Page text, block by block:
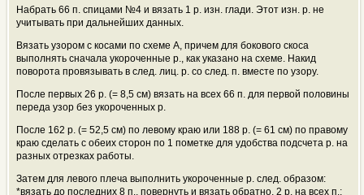
Набрать 66 п. спицами №4 и вязать 1 р. изн. глади. Этот изн. р. не
учитывать при дальнейших данных.
Вязать узором с косами по схеме А, причем для бокового скоса
выполнять сначала укороченные р., как указано на схеме. Накид
поворота провязывать в след. лиц. р. со след. п. вместе по узору.
После первых 26 р. (= 8,5 см) вязать на всех 66 п. для первой половины
переда узор без укороченных р.
После 162 р. (= 52,5 см) по левому краю или 188 р. (= 61 см) по правому
краю сделать с обеих сторон по 1 пометке для удобства подсчета р. на
разных отрезках работы.
Затем для левого плеча выполнить укороченные р. след. образом:
*вязать до последних 8 п., повернуть и вязать обратно, 2 р. на всех п.;